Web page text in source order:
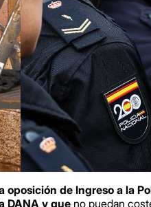
oposición de Ingreso a la
DANA y que no puedan